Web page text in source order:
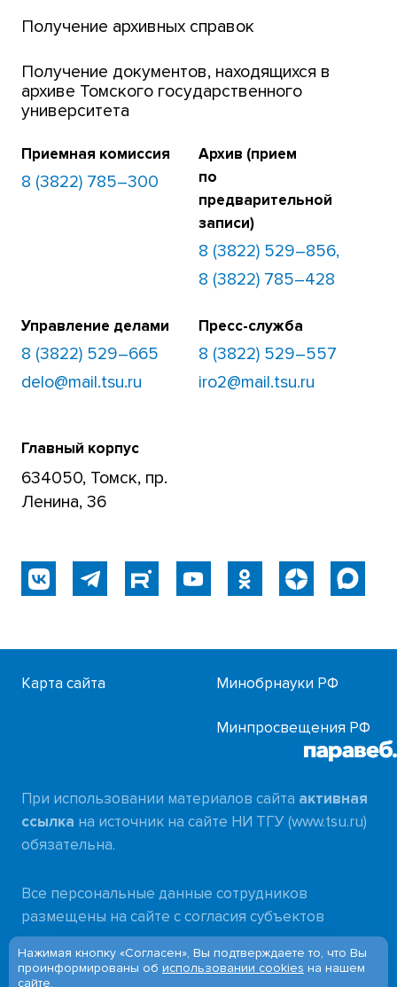
Получение архивных справок
Получение документов, находящихся в
архиве Томского государственного
университета
Приемная комиссия
8 (3822) 785–300
Архив (прием
по
предварительной
записи)
8 (3822) 529–856,
8 (3822) 785–428
Управление делами
8 (3822) 529–665
delo@mail.tsu.ru
Пресс-служба
8 (3822) 529–557
iro2@mail.tsu.ru
Главный корпус
634050, Томск, пр.
Ленина, 36
Карта сайта Минобрнауки РФ
Минпросвещения РФ
При использовании материалов сайта активная
ссылка на источник на сайте НИ ТГУ (www.tsu.ru)
обязательна.
Все персональные данные сотрудников
размещены на сайте с согласия субъектов
персональных данных в соответствии с
требованиями
Нажимая кнопку «Согласен», Вы подтверждаете то, что Вы
проинформированы об использовании cookies на нашем
сайте.